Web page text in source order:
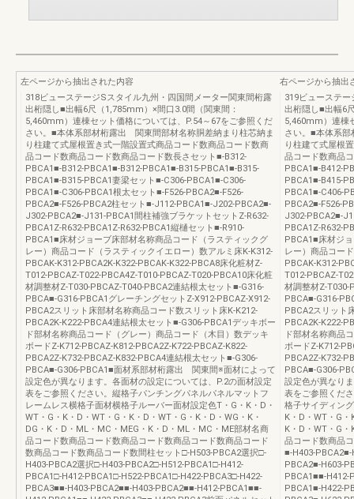
左ページから抽出された内容
318ビューステージSスタイル九州・四国間メーター関東間桁露
出桁隠し■出幅6尺（1,785mm）×間口3.0間（関東間：
5,460mm）連棟セット価格については、P.54～67をご参照くだ
さい。■本体系部材桁露出 関東間部材名称胴差納まり柱芯納ま
り柱建て式屋根置き式一階設置式商品コード数商品コード数商
品コード数商品コード数商品コード数長さセット■-B312-
PBCA1■-B312-PBCA1■-B312-PBCA1■-B315-PBCA1■-B315-
PBCA1■-B315-PBCA1妻梁セット■-C306-PBCA1■-C306-
PBCA1■-C306-PBCA1根太セット■-F526-PBCA2■-F526-
PBCA2■-F526-PBCA2柱セット■-J112-PBCA1■-J202-PBCA2■-
J302-PBCA2■-J131-PBCA1間柱補強ブラケットセットZ-R632-
PBCA1Z-R632-PBCA1Z-R632-PBCA1縦樋セット■-R910-
PBCA1■床材ジョーブ床部材名称商品コード（ラスティックグ
レー）商品コード（ラスティックイエロー）数アルミ床K-K312-
PBCAK-K312-PBCA2K-K322-PBCAK-K322-PBCA8床化粧材Z-
T012-PBCAZ-T022-PBCA4Z-T010-PBCAZ-T020-PBCA10床化粧
材調整材Z-T030-PBCAZ-T040-PBCA2連結根太セット■-G316-
PBCA■-G316-PBCA1グレーチングセットZ-X912-PBCAZ-X912-
PBCA2スリット床部材名称商品コード数スリット床K-K212-
PBCA2K-K222-PBCA4連結根太セット■-G306-PBCA1デッキボー
ド部材名称商品コード（グレー）商品コード（木目）数デッキ
ボードZ-K712-PBCAZ-K812-PBCA2Z-K722-PBCAZ-K822-
PBCA2Z-K732-PBCAZ-K832-PBCA4連結根太セット■-G306-
PBCA■-G306-PBCA1■面材系部材桁露出 関東間※面材によって
設定色が異なります。各面材の設定については、P.2の面材設定
表をご参照ください。縦格子パンチングパネルパネルマットフ
レームレス横格子面材横格子ルーバー面材設定色T・G・K・D・
WT・G・K・D・WT・G・K・D・WT・G・K・D・WG・K・
DG・K・D・ML・MC・MEG・K・D・ML・MC・ME部材名商
品コード数商品コード数商品コード数商品コード数商品コード
数商品コード数商品コード数間柱セット□-H503-PBCA2選択□-
H403-PBCA2選択□-H403-PBCA2□-H512-PBCA1□-H412-
PBCA1□-H412-PBCA1□-H522-PBCA1□-H422-PBCA3□-H422-
PBCA3■■-H403-PBCA2■■-H403-PBCA2■■-H412-PBCA1■■-
右ページから抽出
319ビューステ
出桁隠し■出幅6
5,460mm）連棟
さい。■本体系
り柱建て式屋根
品コード数商品
PBCA1■-B412-
PBCA1■-B415-
PBCA1■-C406-
PBCA2■-F526-
J302-PBCA2■-
PBCA1Z-R632-
PBCA1■床材ジ
レー）商品コー
PBCAK-K312-
T012-PBCAZ-
材調整材Z-T030-
PBCA■-G316-
PBCA2スリット
PBCA2K-K222-
ド部材名称商品
ボードZ-K712-
PBCA2Z-K732-
PBCA■-G306-
設定色が異なり
表をご参照くだ
格子サイディン
K・D・WT・G
K・D・WT・G
品コード数商品
■-H403-
PBCA2■-H603-
PBCA1■■-H412-
PBCA1■-H422-